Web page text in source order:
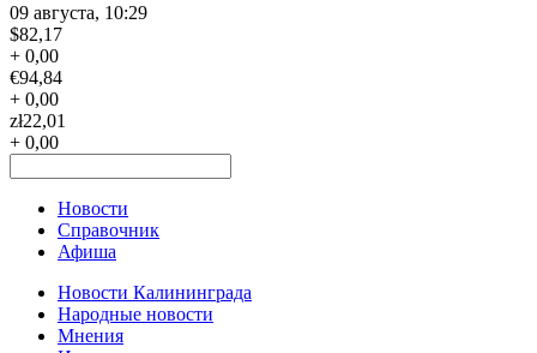
09 августа, 10:29
$82,17
+ 0,00
€94,84
+ 0,00
zł22,01
+ 0,00
Новости
Справочник
Афиша
Новости Калининграда
Народные новости
Мнения